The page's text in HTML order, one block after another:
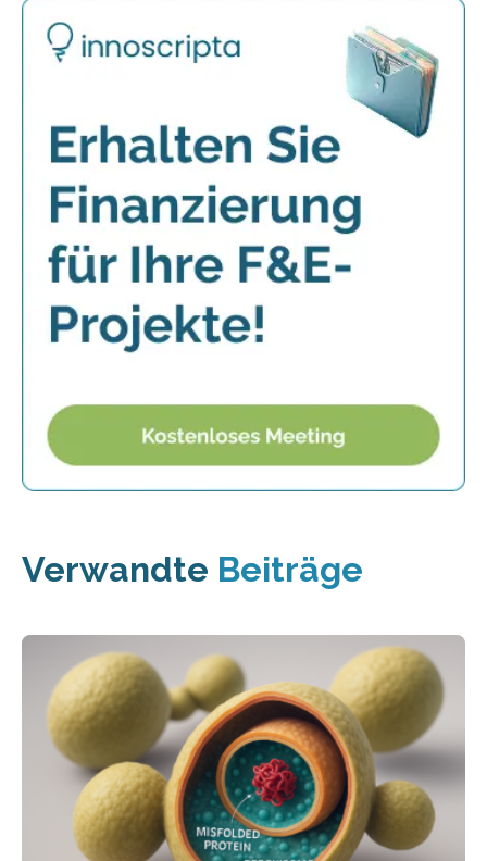
Verwandte Beiträge